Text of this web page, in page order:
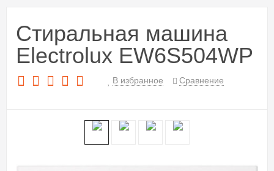
Стиральная машина
Electrolux EW6S504WP
В избранное Сравнение